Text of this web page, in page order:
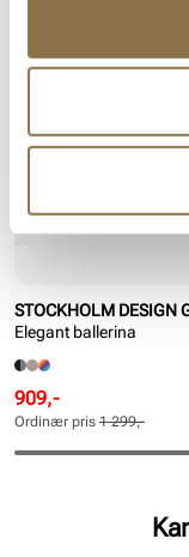
STOCKHOLM DESIGN
Elegant ballerina
Rabattert
pris
Pris
909,-
Ordinær
pris
Pris
Ordinær pris 1 299,-
SALG